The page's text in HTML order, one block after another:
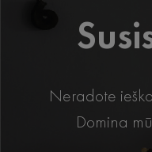
Neradote
Domina